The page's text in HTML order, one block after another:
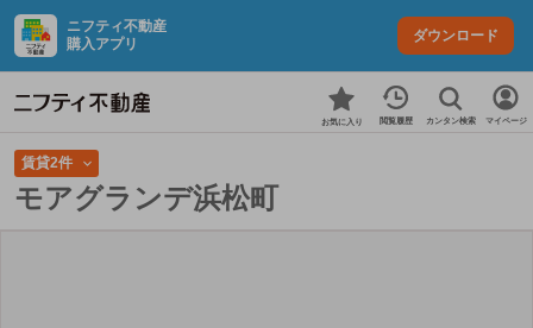
ニフティ不動産
購入アプリ
ダウンロード
お気に入り 閲覧履歴 カンタン検索 マイページ
賃貸2件
モアグランデ浜松町